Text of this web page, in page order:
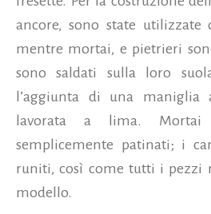
ancore, sono state utilizzate
mentre mortai, e pietrieri
sono saldati sulla loro
l’aggiunta di una
lavorata a lima.
semplicemente patinati; i
runiti, così come tutti i pezzi
modello.